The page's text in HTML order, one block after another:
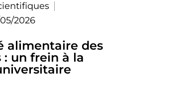
2026
alimentaire des
un frein à la